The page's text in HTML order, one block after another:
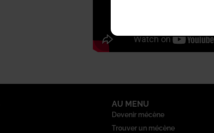
AU MENU
Devenir mécène
Trouver un mécène